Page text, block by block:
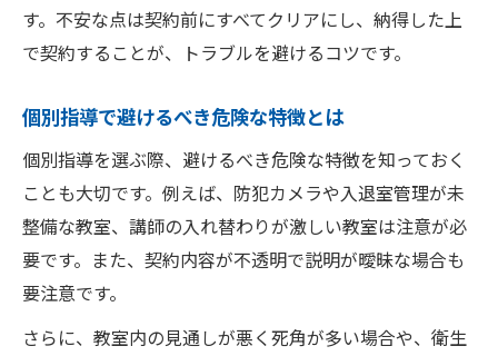
す。不安な点は契約前にすべてクリアにし、納得した上
で契約することが、トラブルを避けるコツです。
個別指導で避けるべき危険な特徴とは
個別指導を選ぶ際、避けるべき危険な特徴を知っておく
ことも大切です。例えば、防犯カメラや入退室管理が未
整備な教室、講師の入れ替わりが激しい教室は注意が必
要です。また、契約内容が不透明で説明が曖昧な場合も
要注意です。
さらに、教室内の見通しが悪く死角が多い場合や、衛生